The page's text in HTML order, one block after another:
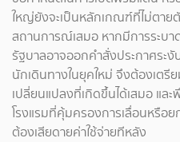
ใหญ่ยังจะเป็นหลักเกณฑ์ที่ไม่ตา
สถานการณ์เสมอ หากมีการระบา
รัฐบาลอาจออกคำสั่งประกาศระ
นักเดินทางในยุคใหม่ จึงต้องเตรี
เปลี่ยนแปลงที่เกิดขึ้นได้เสมอ แล
โรงแรมที่คุ้มครองการเลื่อนหรือย
ต้องเสียดายค่าใช้จ่ายทีหลัง